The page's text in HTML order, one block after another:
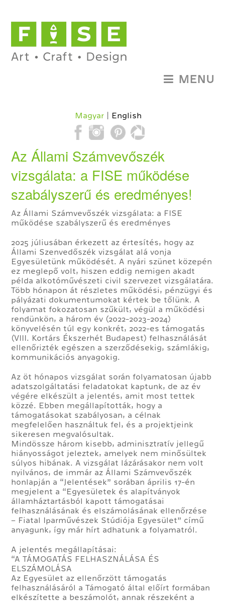
Magyar English
MENU
Az Állami Számvevőszék
vizsgálata: a FISE működése
szabályszerű és eredményes!
Az Állami Számvevőszék vizsgálata: a FISE
működése szabályszerű és eredményes
2025 júliusában érkezett az értesítés, hogy az
Állami Szenvedőszék vizsgálat alá vonja
Egyesületünk működését. A nyári szünet közepén
ez meglepő volt, hiszen eddig nemigen akadt
példa alkotóművészeti civil szervezet vizsgálatára.
Több hónapon át részletes működési, pénzügyi és
pályázati dokumentumokat kértek be tőlünk. A
folyamat fokozatosan szűkült, végül a működési
rendünkön, a három év (2022-2023-2024)
könyvelésén túl egy konkrét, 2022-es támogatás
(VIII. Kortárs Ékszerhét Budapest) felhasználását
ellenőrizték egészen a szerződésekig, számlákig,
kommunikációs anyagokig.
Az öt hónapos vizsgálat során folyamatosan újabb
adatszolgáltatási feladatokat kaptunk, de az év
végére elkészült a jelentés, amit most tettek
közzé. Ebben megállapították, hogy a
támogatásokat szabályosan, a célnak
megfelelően használtuk fel, és a projektjeink
sikeresen megvalósultak.
Mindössze három kisebb, adminisztratív jellegű
hiányosságot jeleztek, amelyek nem minősültek
súlyos hibának. A vizsgálat lázárásakor nem volt
nyilvános, de immár az Állami Számvevőszék
honlapján a “Jelentések” sorában április 17-én
megjelent a “Egyesületek és alapítványok
államháztartásból kapott támogatásai
felhasználásának és elszámolásának ellenőrzése
– Fiatal Iparművészek Stúdiója Egyesület” című
anyagunk, így már hírt adhatunk a folyamatról.
A jelentés megállapításai:
“A TÁMOGATÁS FELHASZNÁLÁSA ÉS
ELSZÁMOLÁSA
Az Egyesület az ellenőrzött támogatás
felhasználásáról a Támogató által előírt formában
elkészítette a beszámolót, annak részeként a